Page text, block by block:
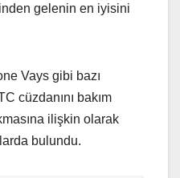
gelenin en iyisini
Vays gibi bazı
cüzdanını bakım
ilişkin olarak
bulundu.